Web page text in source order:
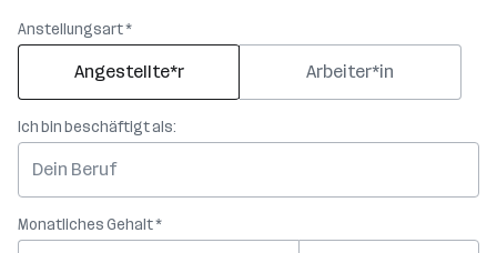
Anstellungsart *
Angestellte*r Arbeiter*in
Ich bin beschäftigt als:
Monatliches Gehalt *